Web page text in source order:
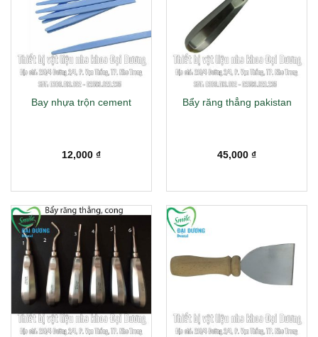
Bay nhựa trộn cement
12,000 ₫
Bẩy răng thẳng pakistan
45,000 ₫